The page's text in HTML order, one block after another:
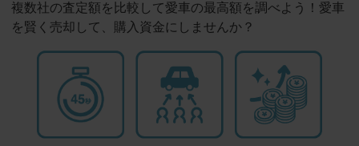
複数社の査定額を比較して愛車の最高額を調べよう！愛車
を賢く売却して、購入資金にしませんか？